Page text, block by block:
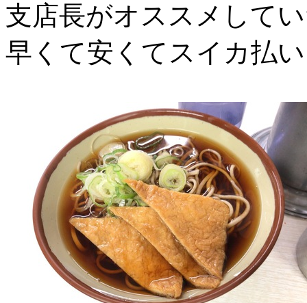
支店長がオススメして
早くて安くてスイカ払